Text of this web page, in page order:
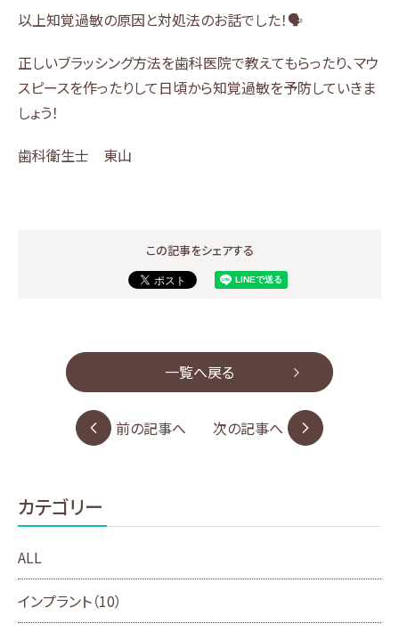
以上知覚過敏の原因と対処法のお話でした！🗣️
正しいブラッシング方法を歯科医院で教えてもらったり、マウ
スピースを作ったりして日頃から知覚過敏を予防していきま
しょう！
歯科衛生士 東山
この記事をシェアする
前の記事へ
一覧へ戻る
次の記事へ
カテゴリー
ALL
インプラント（10）